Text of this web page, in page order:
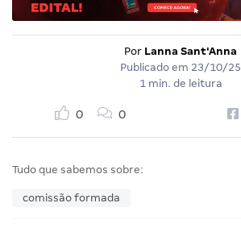
Por Lanna Sant'Anna
Publicado em 23/10/25
1 min. de leitura
0 0
Tudo que sabemos sobre:
comissão formada